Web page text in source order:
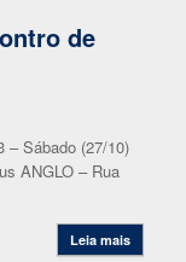
de
– Sábado (27/10)
ANGLO – Rua
Leia mais